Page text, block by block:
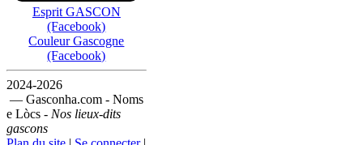
Esprit GASCON
(Facebook)
Couleur Gascogne
(Facebook)
2024-2026
— Gasconha.com - Noms
e Lòcs - Nos lieux-dits
gascons